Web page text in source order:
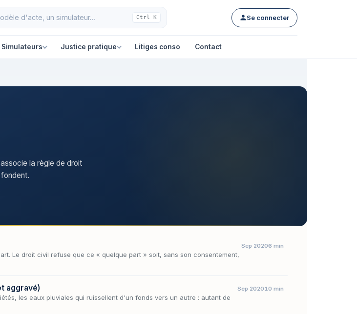
Ctrl K Se connecter
Simulateurs Justice pratique Litiges conso Contact
la règle de droit
Le droit civil refuse que ce « quelque part » soit, sans son consentement,
Sep 20206 min
aggravé)
les eaux pluviales qui ruissellent d'un fonds vers un autre : autant de
Sep 202010 min